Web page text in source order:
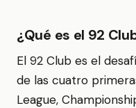
¿Qué es el 92
El 92 Club es el
de las cuatro
League,